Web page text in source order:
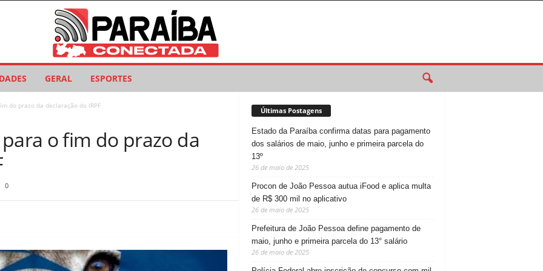
GERAL ESPORTES
do prazo da declaração do IRPF
para o fim do prazo da
0
Últimas Postagens
Estado da Paraíba confirma datas para pagamento
dos salários de maio, junho e primeira parcela do
13º
26 de maio de 2025
Procon de João Pessoa autua iFood e aplica multa
de R$ 300 mil no aplicativo
26 de maio de 2025
Prefeitura de João Pessoa define pagamento de
maio, junho e primeira parcela do 13° salário
26 de maio de 2025